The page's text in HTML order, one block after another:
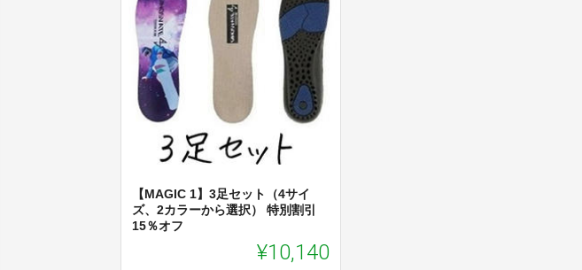
【MAGIC 1】3足セット（4サイ
ズ、2カラーから選択） 特別割引
15％オフ
¥10,140